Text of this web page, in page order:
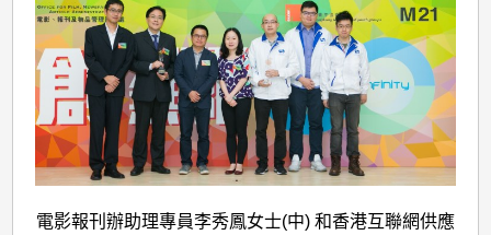
電影報刊辦助理專員李秀鳳女士(中) 和香港互聯網供應